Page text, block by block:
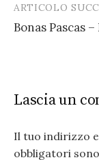
ARTICOLO
Bonas Pascas
Lascia un
Il tuo indirizzo
obbligatori